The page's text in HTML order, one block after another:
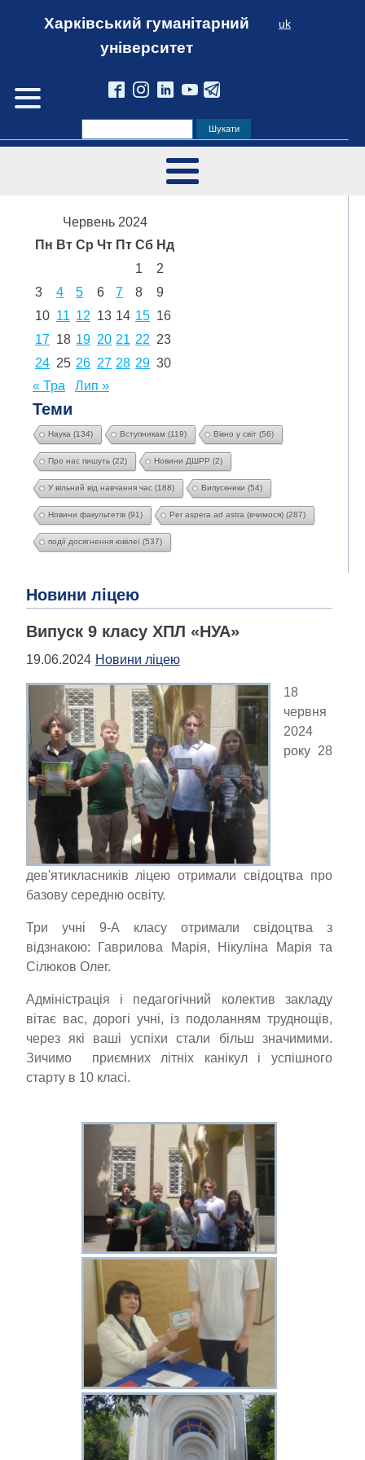
Харківський гуманітарний
університет
uk
Червень 2024
Пн Вт Ср Чт Пт Сб Нд
1
2
3
4 5 6 7 8
9
10 11 12 13 14 15 16
17 18 19 20 21 22 23
24 25 26 27 28 29 30
« Тра
Лип »
Теми
Наука (134) Вступникам (119) Вікно у світ (56)
Про нас пишуть (22) Новини ДШРР (2)
У вільний від навчання час (188) Випускники (54)
Новини факультетів (91) Per aspera ad astra (вчимося) (287)
події досягнення ювілеї (537)
Новини ліцею
Випуск 9 класу ХПЛ «НУА»
19.06.2024 Новини ліцею
18
червня
2024
року 28
дев'ятикласників ліцею отримали свідоцтва про
базову середню освіту.
Три учні 9-А класу отримали свідоцтва з
відзнакою: Гаврилова Марія, Нікуліна Марія та
Сілюков Олег.
Адміністрація і педагогічний колектив закладу
вітає вас, дорогі учні, із подоланням труднощів,
через які ваші успіхи стали більш значимими.
Зичимо приємних літніх канікул і успішного
старту в 10 класі.